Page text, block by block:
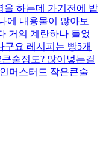
을 하는데 가기전에 밥
에 내용물이 많아보
거의 계란하나 들었
요 레시피는 빵5개
술정도? 많이넣는걸
머스터드 작은큰술